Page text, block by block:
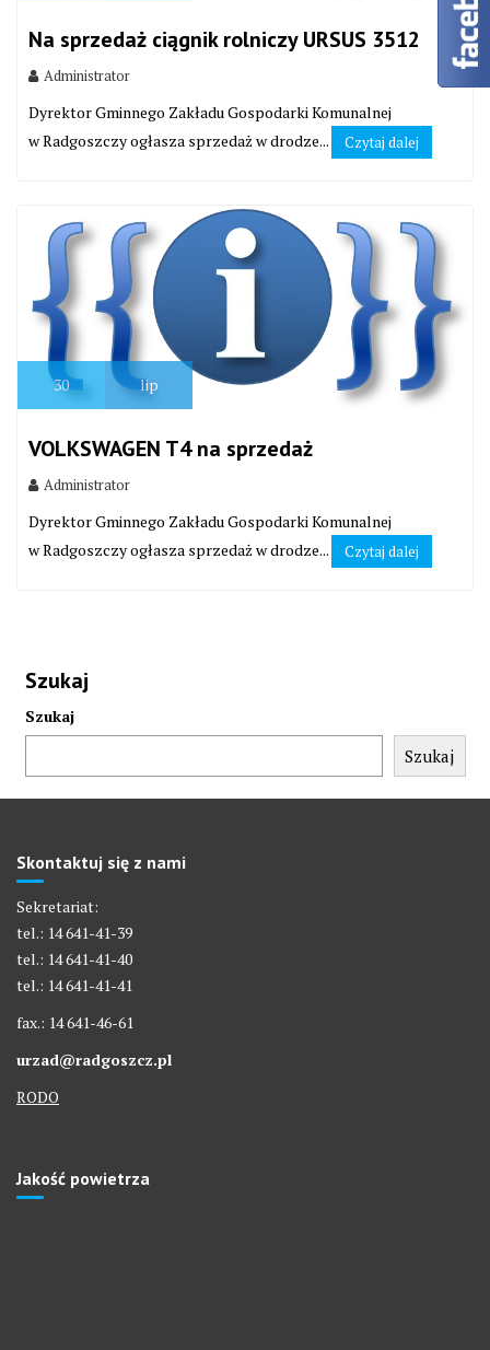
Na sprzedaż ciągnik rolniczy URSUS 3512
Administrator
Dyrektor Gminnego Zakładu Gospodarki Komunalnej
w Radgoszczy ogłasza sprzedaż w drodze...
Czytaj dalej
30 lip
VOLKSWAGEN T4 na sprzedaż
Administrator
Dyrektor Gminnego Zakładu Gospodarki Komunalnej
w Radgoszczy ogłasza sprzedaż w drodze...
Czytaj dalej
Szukaj
Szukaj
Szukaj
Skontaktuj się z nami
Sekretariat:
tel.: 14 641-41-39
tel.: 14 641-41-40
tel.: 14 641-41-41
fax.: 14 641-46-61
urzad@radgoszcz.pl
RODO
Jakość powietrza